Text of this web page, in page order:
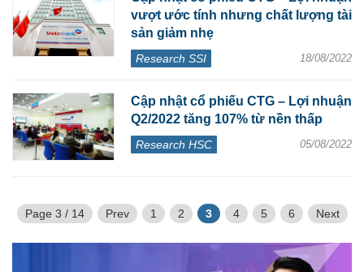
vượt ước tính nhưng chất lượng tài
sản giảm nhẹ
Research SSI 18/08/2022
Cập nhật cổ phiếu CTG – Lợi nhuận
Q2/2022 tăng 107% từ nền thấp
Research HSC 05/08/2022
Page 3 / 14 Prev 1 2 3 4 5 6 Next